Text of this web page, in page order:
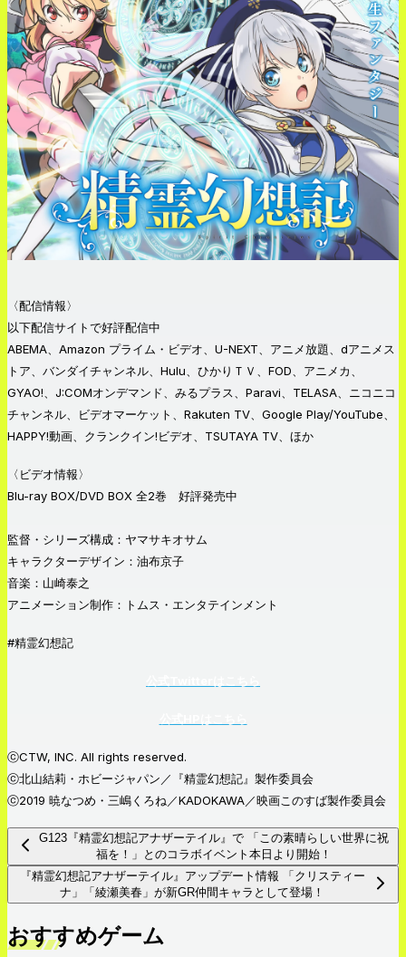
〈配信情報〉
以下配信サイトで好評配信中
ABEMA、Amazon プライム・ビデオ、U-NEXT、アニメ放題、dアニメス
トア、バンダイチャンネル、Hulu、ひかりＴＶ、FOD、アニメカ、
GYAO!、J:COMオンデマンド、みるプラス、Paravi、TELASA、ニコニコ
チャンネル、ビデオマーケット、Rakuten TV、Google Play/YouTube、
HAPPY!動画、クランクイン!ビデオ、TSUTAYA TV、ほか
〈ビデオ情報〉
Blu-ray BOX/DVD BOX 全2巻 好評発売中
監督・シリーズ構成：ヤマサキオサム
キャラクターデザイン：油布京子
音楽：山崎泰之
アニメーション制作：トムス・エンタテインメント
#精霊幻想記
ⓒCTW, INC. All rights reserved.
ⓒ北山結莉・ホビージャパン／『精霊幻想記』製作委員会
ⓒ2019 暁なつめ・三嶋くろね／KADOKAWA／映画このすば製作委員会
G123『精霊幻想記アナザーテイル』で 「この素晴らしい世界に祝
福を！」とのコラボイベント本日より開始！
『精霊幻想記アナザーテイル』アップデート情報 「クリスティー
ナ」「綾瀬美春」が新GR仲間キャラとして登場！
おすすめゲーム